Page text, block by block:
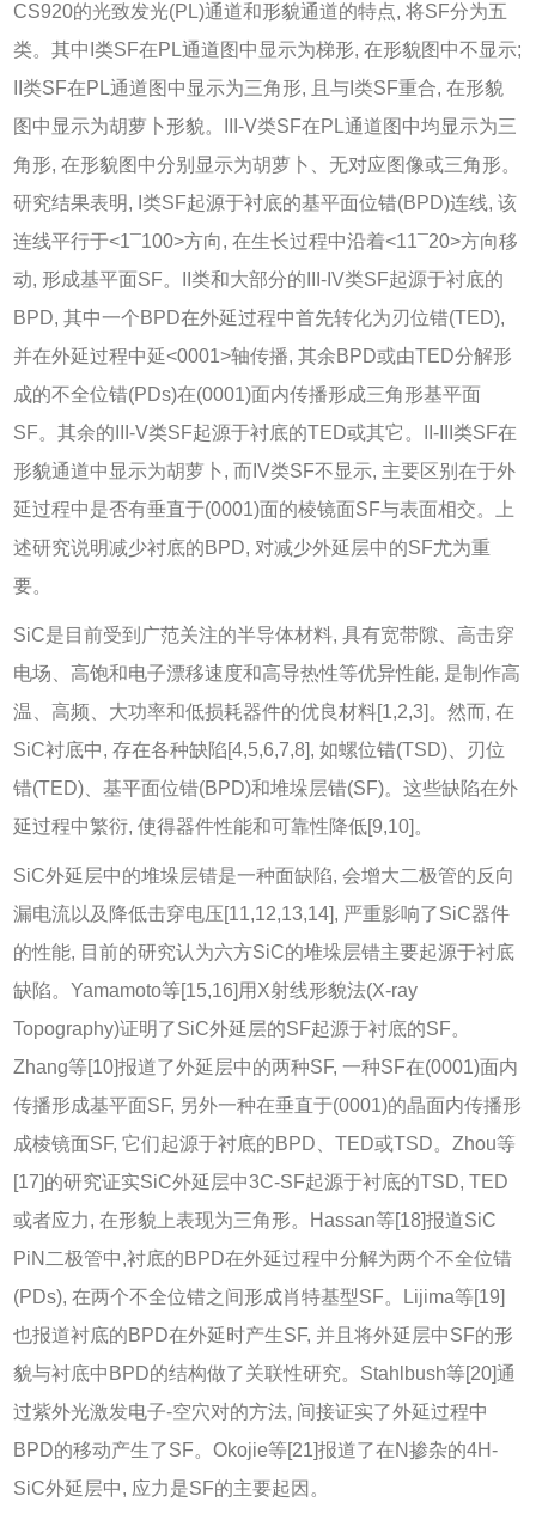
CS920的光致发光(PL)通道和形貌通道的特点, 将SF分为五
类。其中I类SF在PL通道图中显示为梯形, 在形貌图中不显示;
II类SF在PL通道图中显示为三角形, 且与I类SF重合, 在形貌
图中显示为胡萝卜形貌。III-V类SF在PL通道图中均显示为三
角形, 在形貌图中分别显示为胡萝卜、无对应图像或三角形。
研究结果表明, I类SF起源于衬底的基平面位错(BPD)连线, 该
连线平行于<1¯100>方向, 在生长过程中沿着<11¯20>方向移
动, 形成基平面SF。II类和大部分的III-IV类SF起源于衬底的
BPD, 其中一个BPD在外延过程中首先转化为刃位错(TED),
并在外延过程中延<0001>轴传播, 其余BPD或由TED分解形
成的不全位错(PDs)在(0001)面内传播形成三角形基平面
SF。其余的III-V类SF起源于衬底的TED或其它。II-III类SF在
形貌通道中显示为胡萝卜, 而IV类SF不显示, 主要区别在于外
延过程中是否有垂直于(0001)面的棱镜面SF与表面相交。上
述研究说明减少衬底的BPD, 对减少外延层中的SF尤为重
要。
SiC是目前受到广范关注的半导体材料, 具有宽带隙、高击穿
电场、高饱和电子漂移速度和高导热性等优异性能, 是制作高
温、高频、大功率和低损耗器件的优良材料[1,2,3]。然而, 在
SiC衬底中, 存在各种缺陷[4,5,6,7,8], 如螺位错(TSD)、刃位
错(TED)、基平面位错(BPD)和堆垛层错(SF)。这些缺陷在外
延过程中繁衍, 使得器件性能和可靠性降低[9,10]。
SiC外延层中的堆垛层错是一种面缺陷, 会增大二极管的反向
漏电流以及降低击穿电压[11,12,13,14], 严重影响了SiC器件
的性能, 目前的研究认为六方SiC的堆垛层错主要起源于衬底
缺陷。Yamamoto等[15,16]用X射线形貌法(X-ray
Topography)证明了SiC外延层的SF起源于衬底的SF。
Zhang等[10]报道了外延层中的两种SF, 一种SF在(0001)面内
传播形成基平面SF, 另外一种在垂直于(0001)的晶面内传播形
成棱镜面SF, 它们起源于衬底的BPD、TED或TSD。Zhou等
[17]的研究证实SiC外延层中3C-SF起源于衬底的TSD, TED
或者应力, 在形貌上表现为三角形。Hassan等[18]报道SiC
PiN二极管中,衬底的BPD在外延过程中分解为两个不全位错
(PDs), 在两个不全位错之间形成肖特基型SF。Lijima等[19]
也报道衬底的BPD在外延时产生SF, 并且将外延层中SF的形
貌与衬底中BPD的结构做了关联性研究。Stahlbush等[20]通
过紫外光激发电子-空穴对的方法, 间接证实了外延过程中
BPD的移动产生了SF。Okojie等[21]报道了在N掺杂的4H-
SiC外延层中, 应力是SF的主要起因。